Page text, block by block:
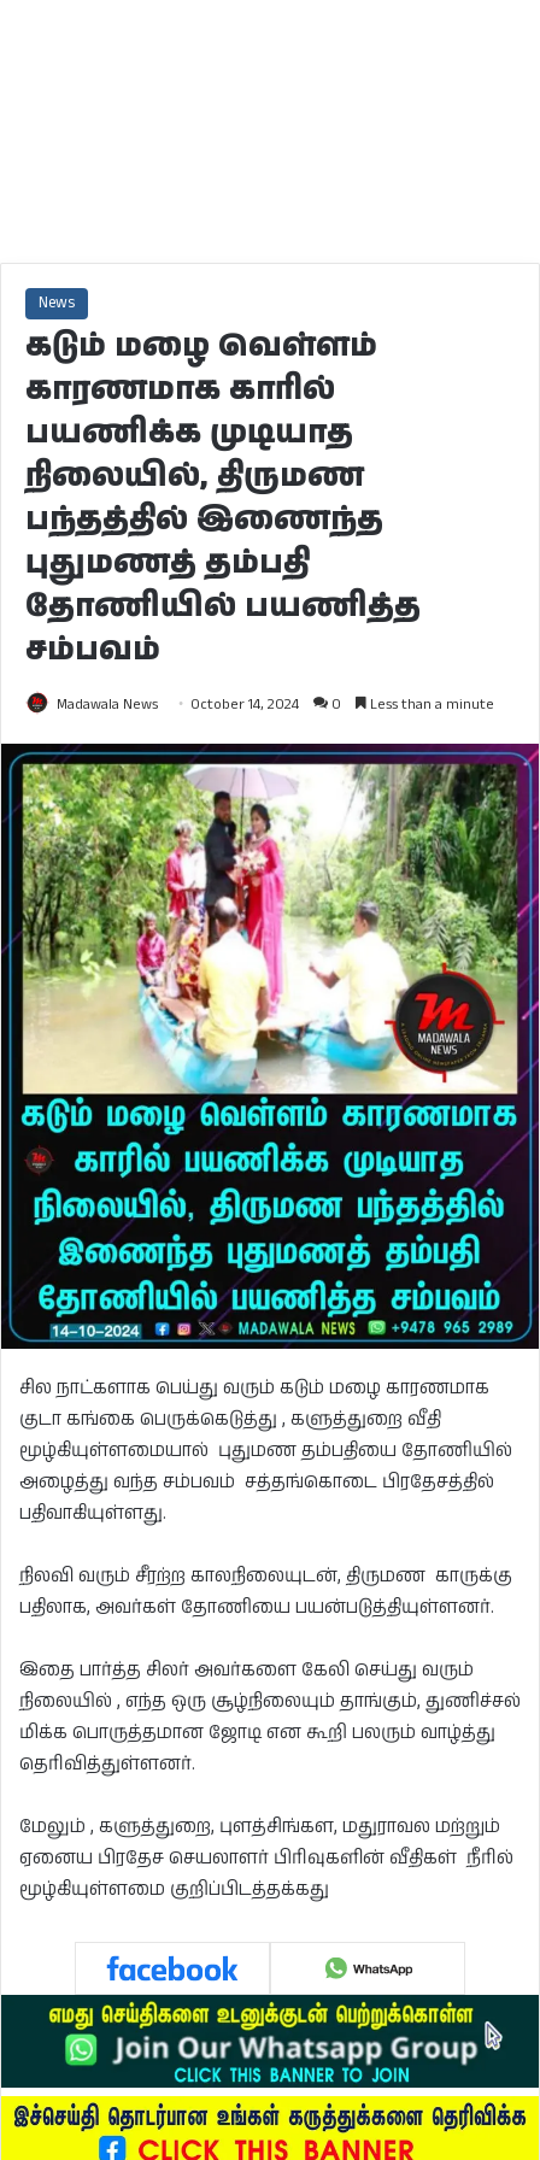
News
கடும் மழை வெள்ளம்
காரணமாக காரில்
பயணிக்க முடியாத
நிலையில், திருமண
பந்தத்தில் இணைந்த
புதுமணத் தம்பதி
தோணியில் பயணித்த
சம்பவம்
Madawala News October 14, 2024 0 Less than a minute
சில நாட்களாக பெய்து வரும் கடும் மழை காரணமாக
குடா கங்கை பெருக்கெடுத்து , களுத்துறை வீதி
மூழ்கியுள்ளமையால் புதுமண தம்பதியை தோணியில்
அழைத்து வந்த சம்பவம் சத்தங்கொடை பிரதேசத்தில்
பதிவாகியுள்ளது.
நிலவி வரும் சீரற்ற காலநிலையுடன், திருமண காருக்கு
பதிலாக, அவர்கள் தோணியை பயன்படுத்தியுள்ளனர்.
இதை பார்த்த சிலர் அவர்களை கேலி செய்து வரும்
நிலையில் , எந்த ஒரு சூழ்நிலையும் தாங்கும், துணிச்சல்
மிக்க பொருத்தமான ஜோடி என கூறி பலரும் வாழ்த்து
தெரிவித்துள்ளனர்.
மேலும் , களுத்துறை, புளத்சிங்கள, மதுராவல மற்றும்
ஏனைய பிரதேச செயலாளர் பிரிவுகளின் வீதிகள் நீரில்
மூழ்கியுள்ளமை குறிப்பிடத்தக்கது